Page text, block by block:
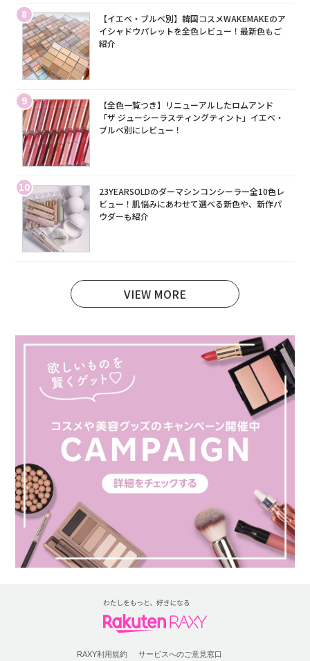
8
【イエベ・ブルベ別】韓国コスメWAKEMAKEのア
イシャドウパレットを全色レビュー！最新色もご
紹介
9
【全色一覧つき】リニューアルしたロムアンド
「ザ ジューシーラスティングティント」イエベ・
ブルベ別にレビュー！
10
23YEARSOLDのダーマシンコンシーラー全10色レ
ビュー！肌悩みにあわせて選べる新色や、新作パ
ウダーも紹介
VIEW MORE
RAXY利用規約 サービスへのご意見窓口